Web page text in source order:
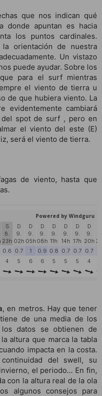
que nos indican qué
donde apuntan es hacia
los puntos cardinales.
orientación de nuestra
Un vistazo
puede ayudar. Sobre los
para el surf mientras
el viento de tierra u
de que hubiera viento. La
evidentemente cambiará
spot de surf , pero en
el viento del este (E)
será el viento de tierra.
de viento, hasta que
, en metros. Hay que tener
de una media de los
datos se obtienen de
altura que marca la tabla
impacta en la costa.
del swell, su
el periodo... En fin,
con la altura real de la ola
algunos consejos para